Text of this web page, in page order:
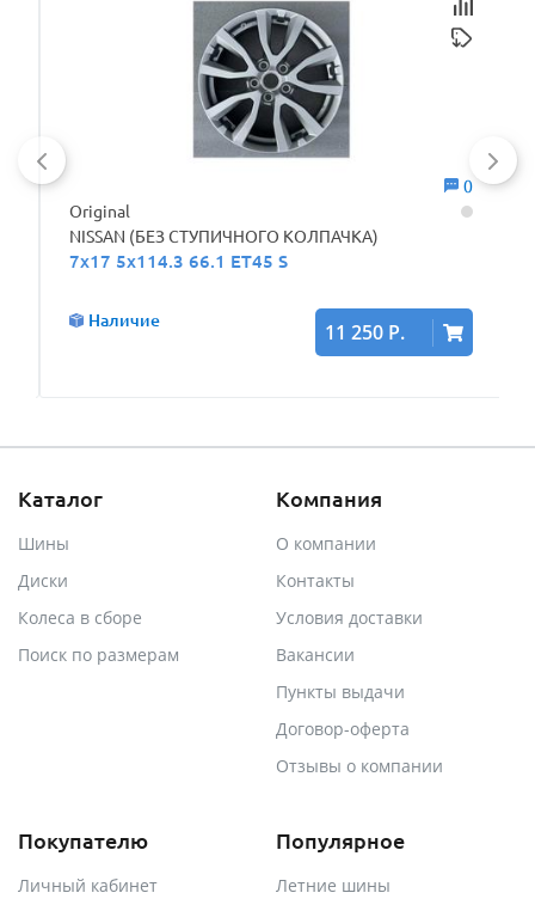
0
Original
NISSAN (БЕЗ СТУПИЧНОГО КОЛПАЧКА)
7x17 5x114.3 66.1 ET45 S
Наличие 11 250 Р.
Каталог
Шины
Диски
Колеса в сборе
Поиск по размерам
Компания
О компании
Контакты
Условия доставки
Вакансии
Пункты выдачи
Договор-оферта
Отзывы о компании
Покупателю
Личный кабинет
Популярное
Летние шины